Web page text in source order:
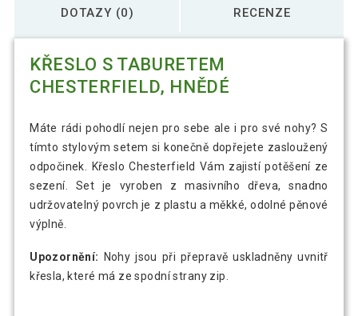
DOTAZY (0) RECENZE
KŘESLO S TABURETEM
CHESTERFIELD, HNĚDÉ
Máte rádi pohodlí nejen pro sebe ale i pro své nohy? S
tímto stylovým setem si konečně dopřejete zasloužený
odpočinek. Křeslo Chesterfield Vám zajistí potěšení ze
sezení. Set je vyroben z masivního dřeva, snadno
udržovatelný povrch je z plastu a měkké, odolné pěnové
výplně.
Upozornění:
Nohy jsou při přepravě uskladněny uvnitř
křesla, které má ze spodní strany zip.